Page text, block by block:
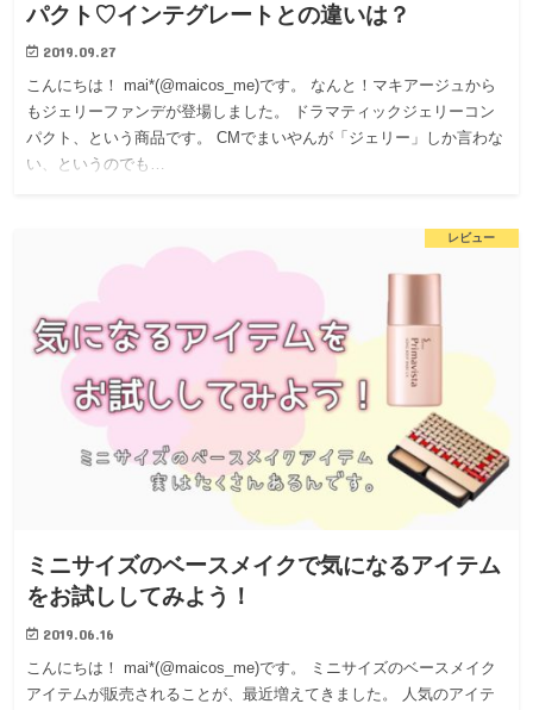
パクト♡インテグレートとの違いは？
2019.09.27
こんにちは！ mai*(@maicos_me)です。 なんと！マキアージュから
もジェリーファンデが登場しました。 ドラマティックジェリーコン
パクト、という商品です。 CMでまいやんが「ジェリー」しか言わな
い、というのでも…
レビュー
ミニサイズのベースメイクで気になるアイテム
をお試ししてみよう！
2019.06.16
こんにちは！ mai*(@maicos_me)です。 ミニサイズのベースメイク
アイテムが販売されることが、最近増えてきました。 人気のアイテ